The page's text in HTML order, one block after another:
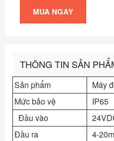
MUA NGAY
THÔNG TIN SẢN
Sản phẩm
Máy
Mức bảo vệ
IP65
Đầu vào
Đầu ra
4-